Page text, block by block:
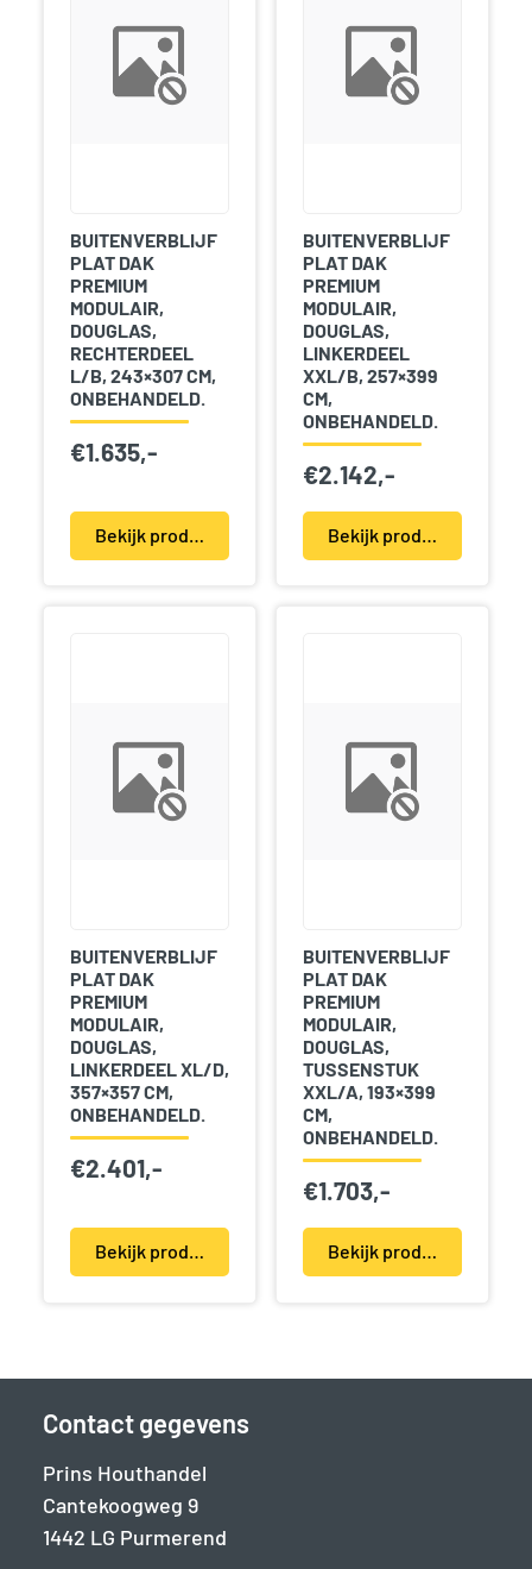
BUITENVERBLIJF
PLAT DAK
PREMIUM
MODULAIR,
DOUGLAS,
RECHTERDEEL
L/B, 243×307 CM,
ONBEHANDELD.
€1.635,-
Bekijk product(en)
BUITENVERBLIJF
PLAT DAK
PREMIUM
MODULAIR,
DOUGLAS,
LINKERDEEL
XXL/B, 257×399
CM,
ONBEHANDELD.
€2.142,-
Bekijk product(en)
BUITENVERBLIJF
PLAT DAK
PREMIUM
MODULAIR,
DOUGLAS,
LINKERDEEL XL/D,
357×357 CM,
ONBEHANDELD.
€2.401,-
Bekijk product(en)
BUITENVERBLIJF
PLAT DAK
PREMIUM
MODULAIR,
DOUGLAS,
TUSSENSTUK
XXL/A, 193×399
CM,
ONBEHANDELD.
€1.703,-
Bekijk product(en)
Contact gegevens
Prins Houthandel
Cantekoogweg 9
1442 LG Purmerend